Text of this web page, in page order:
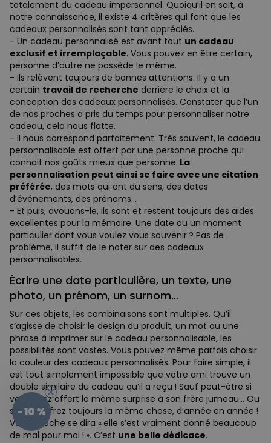
totalement du cadeau impersonnel. Quoiqu’il en soit, à
notre connaissance, il existe 4 critères qui font que les
cadeaux personnalisés sont tant appréciés.
- Un cadeau personnalisé est avant tout un cadeau
exclusif et irremplaçable. Vous pouvez en être certain,
personne d’autre ne possède le même.
- Ils relèvent toujours de bonnes attentions. Il y a un
certain travail de recherche derrière le choix et la
conception des cadeaux personnalisés. Constater que l’un
de nos proches a pris du temps pour personnaliser notre
cadeau, cela nous flatte.
- Il nous correspond parfaitement. Très souvent, le cadeau
personnalisable est offert par une personne proche qui
connait nos goûts mieux que personne. La
personnalisation peut ainsi se faire avec une citation
préférée, des mots qui ont du sens, des dates
d’événements, des prénoms…
- Et puis, avouons-le, ils sont et restent toujours des aides
excellentes pour la mémoire. Une date ou un moment
particulier dont vous voulez vous souvenir ? Pas de
problème, il suffit de le noter sur des cadeaux
personnalisables.
Écrire une date particulière, un texte, une
photo, un prénom, un surnom…
Sur ces objets, les combinaisons sont multiples. Qu’il
s’agisse de choisir le design du produit, un mot ou une
phrase à imprimer sur le cadeau personnalisable, les
possibilités sont vastes. Vous pouvez même parfois choisir
la couleur des cadeaux personnalisés. Pour faire simple, il
est tout simplement impossible que votre ami trouve un
double similaire du cadeau qu’il a reçu ! Sauf peut-être si
vous avez offert la même surprise à son frère jumeau… Ou
si vous offrez toujours la même chose, d’année en année !
Votre proche se dira « elle s’est vraiment donné beaucoup
de mal pour moi ! ». C’est une belle dédicace.
- 10 %